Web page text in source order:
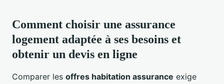
Comment choisir une assurance
logement adaptée à ses besoins et
obtenir un devis en ligne
Comparer les offres habitation assurance exige